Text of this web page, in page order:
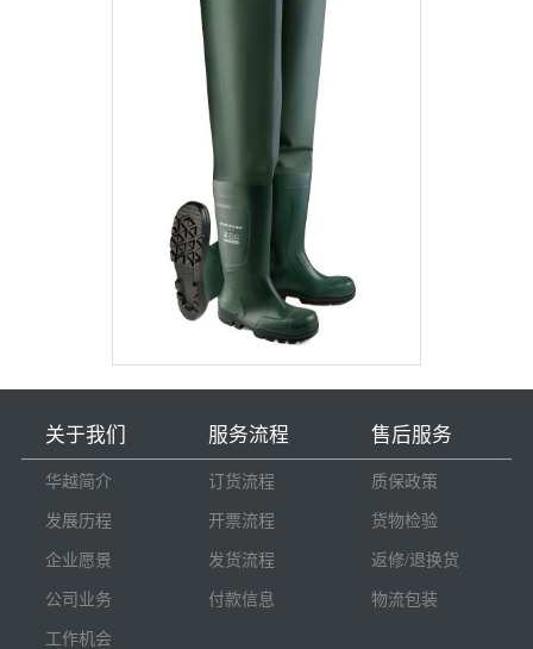
关于我们
华越简介
发展历程
企业愿景
公司业务
工作机会
服务流程
订货流程
开票流程
发货流程
付款信息
售后服务
质保政策
货物检验
返修/退换货
物流包装